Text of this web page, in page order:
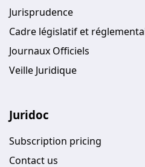
Jurisprudence
Cadre législatif et
Journaux Officiels
Veille Juridique
Juridoc
Subscription pricing
Contact us